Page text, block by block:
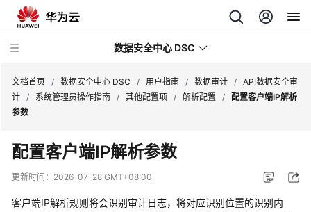
数据安全中心 DSC
新
动
态
产
文档首页 / 数据安全中心 DSC / 用户指南 / 数据审计 / API数据安全审
计 / 系统管理员操作指南 / 其他配置项 / 解析配置 /
配置客户端IP解析
参数
配置客户端IP解析参数
更新时间： 2026-07-28 GMT+08:00
客户端IP解析规则将会识别审计日志，将对应识别位置的识别内